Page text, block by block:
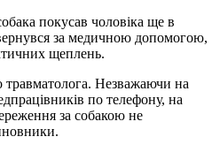
покусав чоловіка ще в
за медичною допомогою,
щеплень.
Незважаючи на
по телефону, на
за собакою не